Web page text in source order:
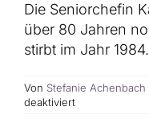
Die Seniorchefin
über 80 Jahren
stirbt im Jahr 1984.
Von Stefanie Achenbach
deaktiviertfür